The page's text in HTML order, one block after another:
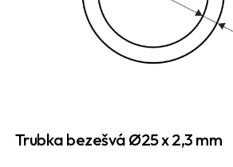
Trubka bezešvá Ø25 x 2,3 mm